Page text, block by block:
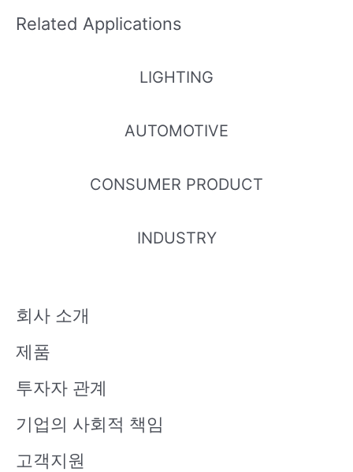
Related Applications
LIGHTING
AUTOMOTIVE
CONSUMER PRODUCT
INDUSTRY
회사 소개
제품
투자자 관계
기업의 사회적 책임
고객지원